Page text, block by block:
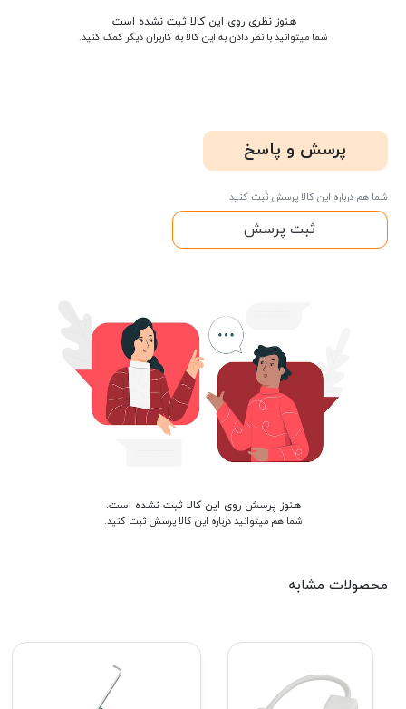
هنوز نظری روی این کالا ثبت نشده است.
شما میتوانید با نظر دادن به این کالا به کاربران دیگر کمک کنید.
پرسش و پاسخ
شما هم درباره این کالا پرسش ثبت کنید
ثبت پرسش
هنوز پرسش روی این کالا ثبت نشده است.
شما هم میتوانید درباره این کالا پرسش ثبت کنید.
محصولات مشابه